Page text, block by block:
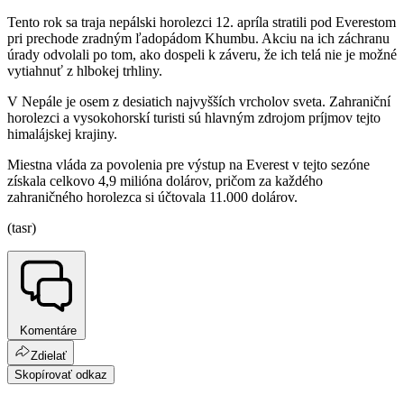
Tento rok sa traja nepálski horolezci 12. apríla stratili pod Everestom
pri prechode zradným ľadopádom Khumbu. Akciu na ich záchranu
úrady odvolali po tom, ako dospeli k záveru, že ich telá nie je možné
vytiahnuť z hlbokej trhliny.
V Nepále je osem z desiatich najvyšších vrcholov sveta. Zahraniční
horolezci a vysokohorskí turisti sú hlavným zdrojom príjmov tejto
himalájskej krajiny.
Miestna vláda za povolenia pre výstup na Everest v tejto sezóne
získala celkovo 4,9 milióna dolárov, pričom za každého
zahraničného horolezca si účtovala 11.000 dolárov.
(tasr)
Komentáre
Zdielať
Skopírovať odkaz